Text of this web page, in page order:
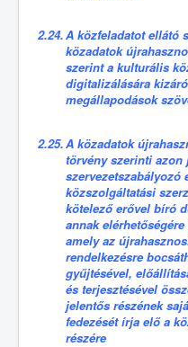
2.24.A közfeladatot ellátó
közadatok
szerint a kulturális
digitalizálására
megállapodások
2.25.A közadatok
törvény szerinti
szervezetszabályozó
közszolgáltatási
kötelező erővel bíró
annak
amely az
rendelkezésre
gyűjtésével,
és terjesztésével
jelentős részének
fedezését írja elő a
részére